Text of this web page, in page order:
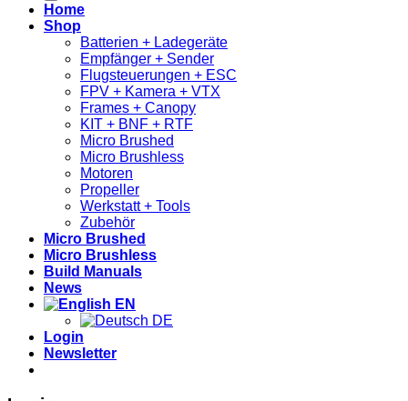
Home
Shop
Batterien + Ladegeräte
Empfänger + Sender
Flugsteuerungen + ESC
FPV + Kamera + VTX
Frames + Canopy
KIT + BNF + RTF
Micro Brushed
Micro Brushless
Motoren
Propeller
Werkstatt + Tools
Zubehör
Micro Brushed
Micro Brushless
Build Manuals
News
EN
DE
Login
Newsletter